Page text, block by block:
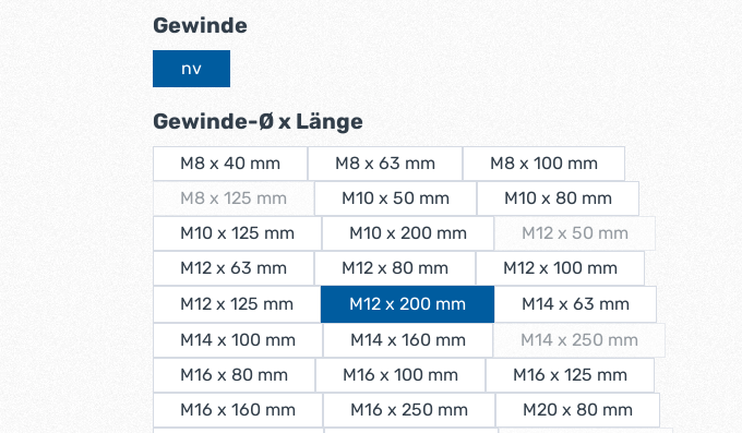
Gewindeauswählen
nv
Gewinde-Ø x Längeauswählen
M8 x 40 mm M8 x 63 mm
M8 x 100 mm
M8 x 125 mm
(Diese Option ist zurzeit nicht verfügbar.)
M10 x 50 mm
M10 x 80 mm
M10 x 125 mm
M10 x 200 mm M12 x 50 mm
(Diese Option ist
M12 x 63 mm M12 x 80 mm
M12 x 100 mm
M12 x 125 mm
M12 x 200 mm
M14 x 63 mm
M14 x 100 mm
M14 x 160 mm M14 x 250 mm
(Diese Option ist
M16 x 80 mm M16 x 100 mm
M16 x 125 mm
M16 x 160 mm
M16 x 250 mm
M20 x 80 mm